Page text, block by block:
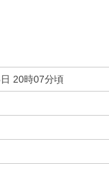
20時07分頃